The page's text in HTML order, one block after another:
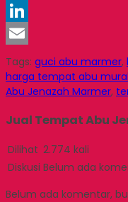
Pinterest
LinkedIn
Email
Tags: guci abu marmer,
harga tempat abu
Abu Jenazah Marmer,
Jual Tempat Abu
Dilihat 2.774 kali
Diskusi Belum ada
Belum ada komentar,